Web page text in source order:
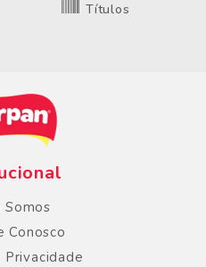
Títulos
Somos
Conosco